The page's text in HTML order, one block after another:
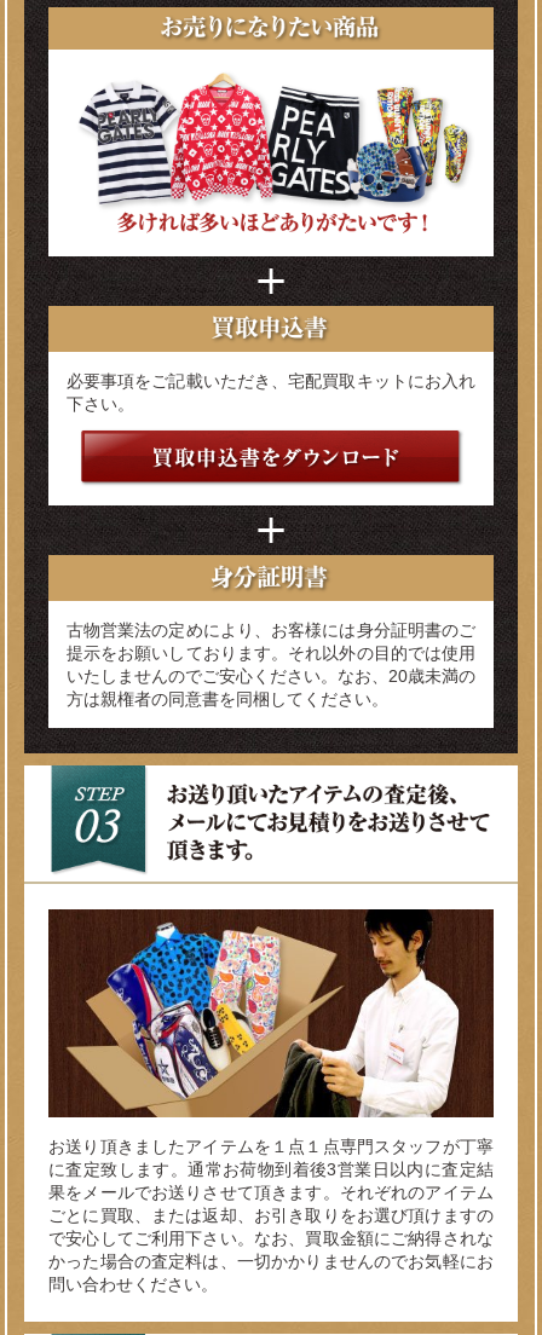
必要事項をご記載いただき、宅配買取キットにお入れ
下さい。
古物営業法の定めにより、お客様には身分証明書のご
提示をお願いしております。それ以外の目的では使用
いたしませんのでご安心ください。なお、20歳未満の
方は親権者の同意書を同梱してください。
お送り頂きましたアイテムを１点１点専門スタッフが丁寧
に査定致します。通常お荷物到着後3営業日以内に査定結
果をメールでお送りさせて頂きます。それぞれのアイテム
ごとに買取、または返却、お引き取りをお選び頂けますの
で安心してご利用下さい。なお、買取金額にご納得されな
かった場合の査定料は、一切かかりませんのでお気軽にお
問い合わせください。